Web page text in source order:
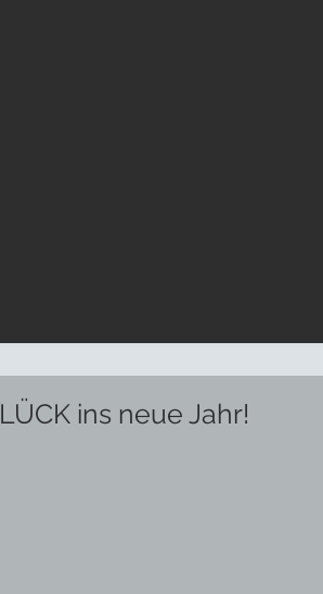
ins neue Jahr!